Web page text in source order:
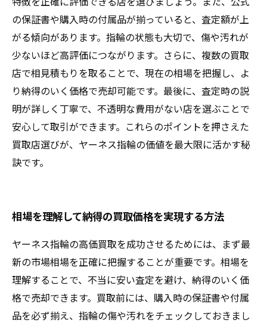
の保証書や購入時の付属品が揃っていると、査定額が上
がる傾向があります。指輪の状態も大切で、傷や汚れが
少ないほど高評価につながります。さらに、複数の買取
店で相見積もりを取ることで、現在の相場を把握し、よ
り納得のいく価格で売却可能です。最後に、査定時の説
明が詳しく丁寧で、不透明な費用がない店を選ぶことで
安心して取引ができます。これらのポイントを押さえた
買取店選びが、ヤーネス指輪の価値を最大限に活かす秘
訣です。
相場を理解して納得の買取価格を実現する方法
ヤーネス指輪の高価買取を成功させるためには、まず最
新の市場相場を正確に把握することが重要です。相場を
理解することで、不当に安い査定を避け、納得のいく価
格で売却できます。買取前には、購入時の保証書や付属
品を必ず揃え、指輪の傷や汚れをチェックしておきまし